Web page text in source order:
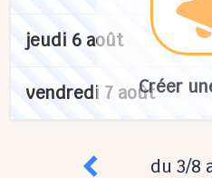
Créer
jeudi 6 août
vendredi 7 août
du 3/8